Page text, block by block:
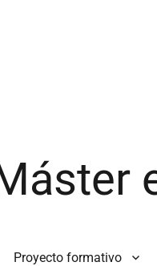
Proyecto formativo